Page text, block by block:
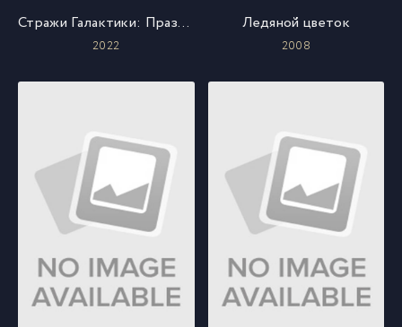
Стражи Галактики: Праздничный спецвыпуск
2022
Ледяной цветок
2008